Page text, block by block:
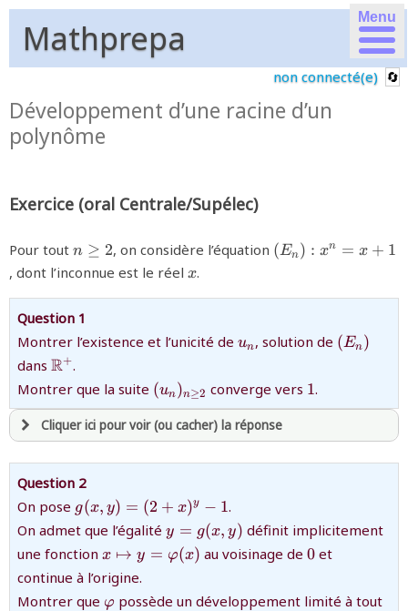
Menu
Mathprepa
non connecté(e)
Développement d’une racine d’un
polynôme
Exercice (oral Centrale/Supélec)
Pour tout {n\ge2}
n ≥ 2, on considère l’équation {(E_n):
(En) : xn = x + 1
, dont l’inconnue est le réel {x}
x.
Question 1
Montrer l’existence et l’unicité de {u_{n}}
un, solution de (En)
dans {\mathbb{R}^{+}}
R+.
Montrer que la suite {(u_{n})_{n\ge2}}
(un)n≥2 converge vers {1}
1.
Cliquer ici pour voir (ou cacher) la réponse
avoir
une souscription active sur mathprepa
connecté au site
revenir àla page d'accueil
ou tester
la page d'extraits libres
ou consulterle plan du site
Question 2
On pose {g(x,y)=
(2+x)^{y}-1}
g(x, y) = (2 + x)y − 1.
On admet que l’égalité {y=g(x,y)}
y = g(x, y) définit implicitement
une fonction {x\mapsto
y=\varphi(x)}
x ↦ y = φ(x) au voisinage de {0}
0et
continue à l’origine.
Montrer que {\varphi}
φ possède un développement limité à tout